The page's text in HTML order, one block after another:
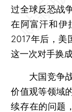
过全球反恐战
在阿富汗和伊
2017年后，美
这一次对手换
大国竞争战
价值观等领域
续存在的问题